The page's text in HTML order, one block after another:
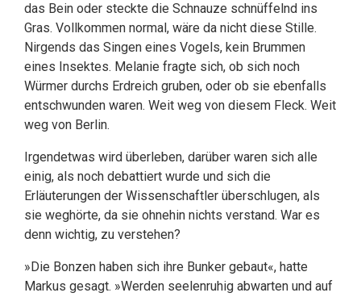
das Bein oder steckte die Schnauze schnüffelnd ins
Gras. Vollkommen normal, wäre da nicht diese Stille.
Nirgends das Singen eines Vogels, kein Brummen
eines Insektes. Melanie fragte sich, ob sich noch
Würmer durchs Erdreich gruben, oder ob sie ebenfalls
entschwunden waren. Weit weg von diesem Fleck. Weit
weg von Berlin.
Irgendetwas wird überleben, darüber waren sich alle
einig, als noch debattiert wurde und sich die
Erläuterungen der Wissenschaftler überschlugen, als
sie weghörte, da sie ohnehin nichts verstand. War es
denn wichtig, zu verstehen?
»Die Bonzen haben sich ihre Bunker gebaut«, hatte
Markus gesagt. »Werden seelenruhig abwarten und auf